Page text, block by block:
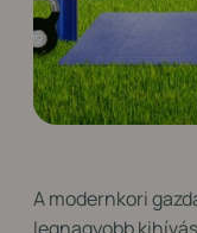
A modernkori